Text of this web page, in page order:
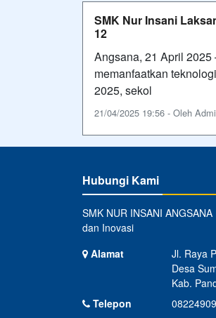
SMK Nur Insani
12
Angsana, 21 April
memanfaatkan
2025, sekol
21/04/2025 19:56 - Oleh
Hubungi Kami
SMK NUR INSANI
dan Inovasi
Alamat
Jl. Raya
Desa
Kab.
Telepon